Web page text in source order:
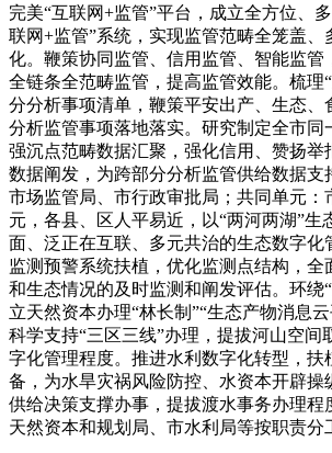
完美“互联网+监管”平台，成立全方位、
联网+监管”系统，实现监管范畴全笼盖、
化。鞭策协同监管、信用监管、智能监管
全链条全范畴监管，提高监管效能。梳理
分分析事项清单，鞭策平安出产、生态、
分析监管事项落地落实。研究制定全市同
强沉点范畴数据汇聚，强化信用、赞扬举
数据阐发，为跨部分分析监管供给数据支
市场监管局、市行政审批局；共同单元：
元，各县、区人平易近，以“两河两湖”生
面、泛正在互联、多元共治的生态数字化
监测预警系统扶植，优化监测点结构，全
和生态情况的及时监测和阐发评估。环绕
立天然资本办理“林长制”“生态产物消息云
科学支持“三区三线”办理，提拔河山空间
字化管理程度。推进水利数字化转型，扶
备，为水旱灾祸风险防控、水资本开辟操
供给决策支撑办事，提拔渡水事务办理程
天然资本和规划局、市水利局等按职责分